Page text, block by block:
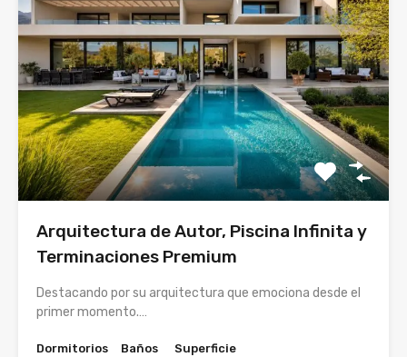
Arquitectura de Autor, Piscina Infinita y
Terminaciones Premium
Destacando por su arquitectura que emociona desde el
primer momento.…
Dormitorios
Baños
Superficie